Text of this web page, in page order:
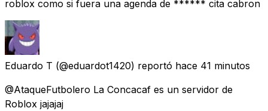
roblox como si fuera una agenda de ****** cita cabron
Eduardo T (@eduardot1420) reportó hace 41 minutos
@AtaqueFutbolero La Concacaf es un servidor de
Roblox jajajaj